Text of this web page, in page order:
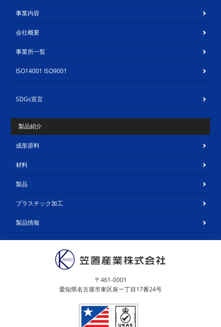
事業内容
会社概要
事業所一覧
ISO14001 ISO9001
SDGs宣言
製品紹介
成形原料
材料
製品
プラスチック加工
製品情報
〒461-0001
愛知県名古屋市東区泉一丁目17番24号